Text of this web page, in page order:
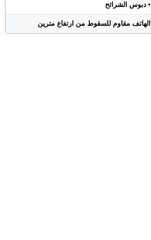
• دبوس الشرائح
الهاتف مقاوم للسقوط من ارتفاع مترين